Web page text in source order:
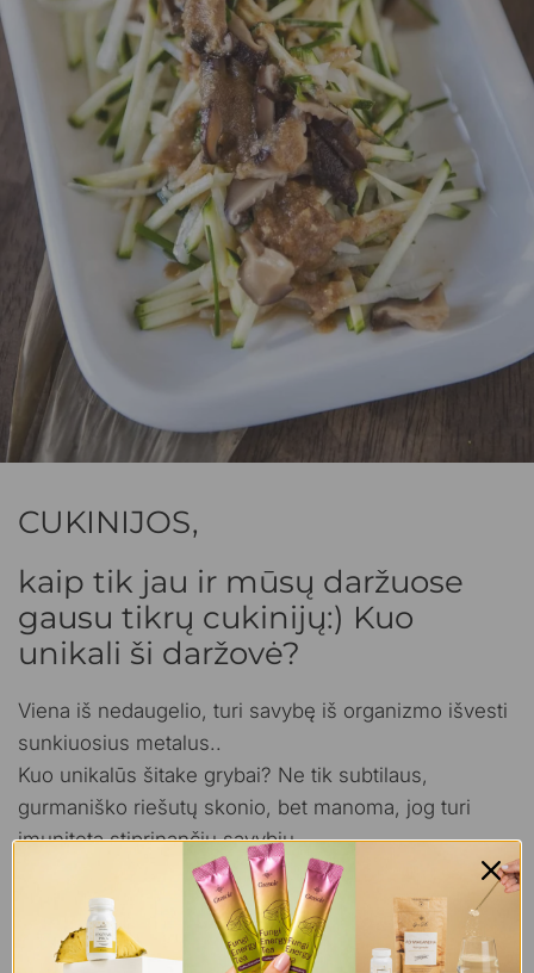
CUKINIJOS,
kaip tik jau ir mūsų daržuose
gausu tikrų cukinijų:) Kuo
unikali ši daržovė?
Viena iš nedaugelio, turi savybę iš organizmo išvesti
sunkiuosius metalus..
Kuo unikalūs šitake grybai? Ne tik subtilaus,
gurmaniško riešutų skonio, bet manoma, jog turi
imunitetą stiprinančių savybių.
Ruošiame:
Sutarkuoti cukiniją šiaudeliais.